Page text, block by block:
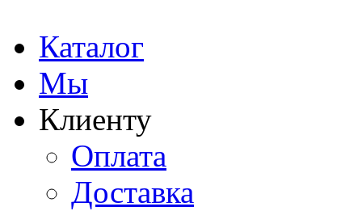
Каталог
Мы
Клиенту
Оплата
Доставка